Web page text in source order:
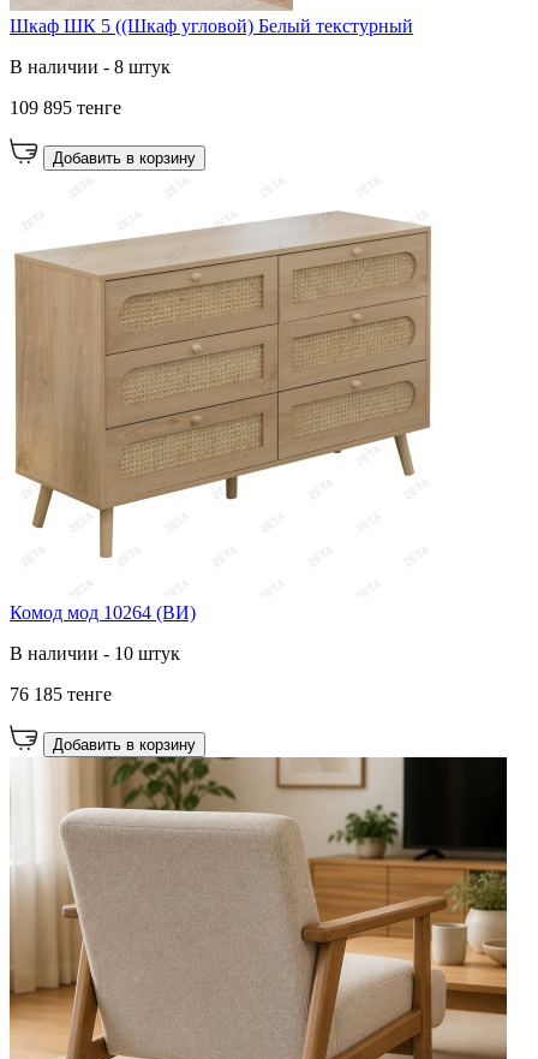
Шкаф ШК 5 ((Шкаф угловой) Белый текстурный
В наличии - 8 штук
109 895 тенге
Добавить в корзину
Комод мод 10264 (ВИ)
В наличии - 10 штук
76 185 тенге
Добавить в корзину